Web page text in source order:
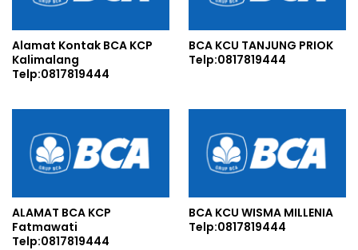
Alamat Kontak BCA KCP
Kalimalang
Telp:0817819444
BCA KCU TANJUNG PRIOK
Telp:0817819444
ALAMAT BCA KCP
Fatmawati
Telp:0817819444
BCA KCU WISMA MILLENIA
Telp:0817819444